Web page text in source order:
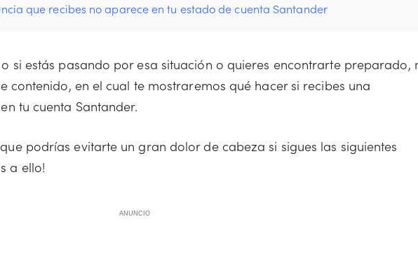
que recibes no aparece en tu estado de cuenta Santander
si estás pasando por esa situación o quieres encontrarte preparado,
contenido, en el cual te mostraremos qué hacer si recibes una
tu cuenta Santander.
podrías evitarte un gran dolor de cabeza si sigues las siguientes
a ello!
ANUNCIO